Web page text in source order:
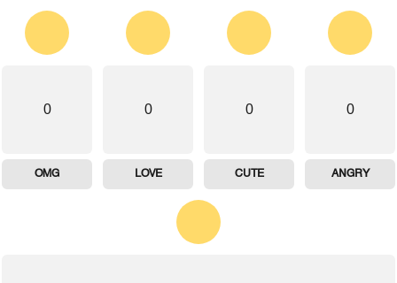
0
ANGRY
0
CUTE
0
LOVE
0
OMG